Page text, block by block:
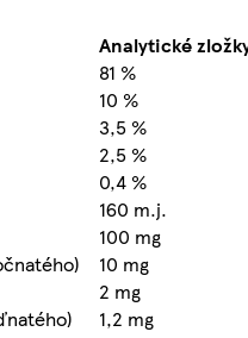
Analytické
81 %
10 %
3,5 %
2,5 %
0,4 %
160 m.j.
100 mg
10 mg
2 mg
1,2 mg